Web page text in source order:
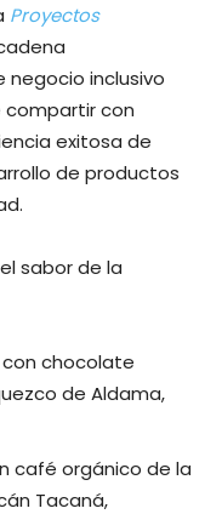
Proyectos
negocio inclusivo
compartir con
exitosa de
de productos
sabor de la
chocolate
de Aldama,
café orgánico de la
Tacaná,